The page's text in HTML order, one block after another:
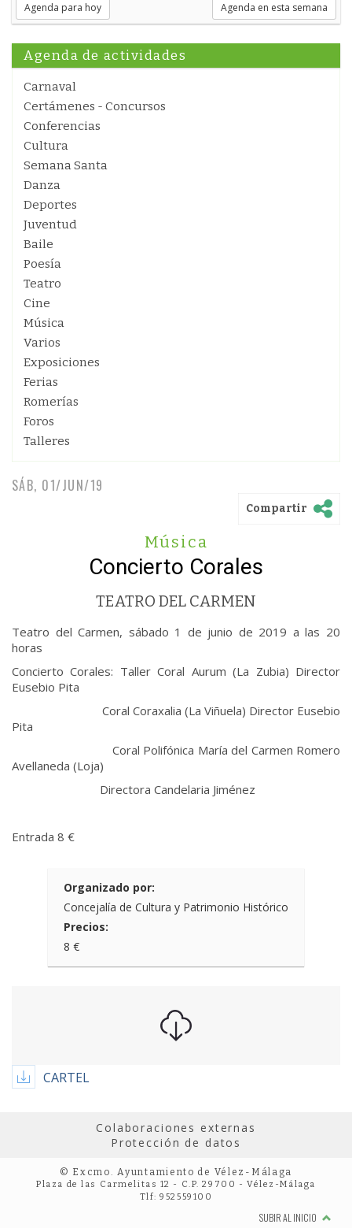
Agenda para hoy Agenda en esta semana
Agenda de actividades
Carnaval
Certámenes - Concursos
Conferencias
Cultura
Semana Santa
Danza
Deportes
Juventud
Baile
Poesía
Teatro
Cine
Música
Varios
Exposiciones
Ferias
Romerías
Foros
Talleres
SÁB, 01/JUN/19
Compartir
Música
Concierto Corales
TEATRO DEL CARMEN
Teatro del Carmen, sábado 1 de junio de 2019 a las 20
horas
Concierto Corales: Taller Coral Aurum (La Zubia) Director
Eusebio Pita
Coral Coraxalia (La Viñuela) Director Eusebio
Pita
Coral Polifónica María del Carmen Romero
Avellaneda (Loja)
Directora Candelaria Jiménez
Entrada 8 €
Organizado por:
Concejalía de Cultura y Patrimonio Histórico
Precios:
8 €
CARTEL
Colaboraciones externas
Protección de datos
© Excmo. Ayuntamiento de Vélez-Málaga
Plaza de las Carmelitas 12 - C.P. 29700 - Vélez-Málaga
Tlf: 952559100
SUBIR AL INICIO